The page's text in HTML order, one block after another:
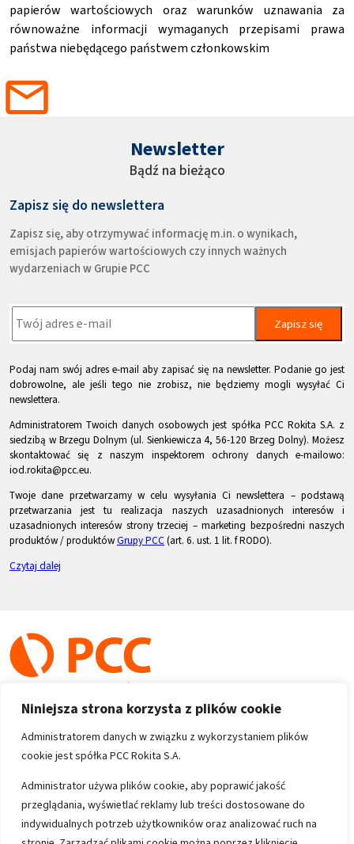
Niniejsza strona korzysta z plików cookie
Administratorem danych w związku z wykorzystaniem plików
cookie jest spółka PCC Rokita S.A.
Administrator używa plików cookie, aby poprawić jakość
przeglądania, wyświetlać reklamy lub treści dostosowane do
indywidualnych potrzeb użytkowników oraz analizować ruch na
papierów wartościowych oraz warunków uznawania za
równoważne informacji wymaganych przepisami prawa
państwa niebędącego państwem członkowskim
Newsletter
Bądź na bieżąco
Zapisz się do newslettera
Zapisz się, aby otrzymywać informację m.in. o wynikach,
emisjach papierów wartościowych czy innych ważnych
wydarzeniach w Grupie PCC
Zapisz się
Podaj nam swój adres e-mail aby zapisać się na newsletter. Podanie go jest
dobrowolne, ale jeśli tego nie zrobisz, nie będziemy mogli wysyłać Ci
newslettera.
Administratorem Twoich danych osobowych jest spółka PCC Rokita S.A. z
siedzibą w Brzegu Dolnym (ul. Sienkiewicza 4, 56-120 Brzeg Dolny). Możesz
skontaktować się z naszym inspektorem ochrony danych e-mailowo:
iod.rokita@pcc.eu.
Twoje dane przetwarzamy w celu wysyłania Ci newslettera – podstawą
przetwarzania jest tu realizacja naszych uzasadnionych interesów i
uzasadnionych interesów strony trzeciej – marketing bezpośredni naszych
produktów / produktówGrupy PCC (art. 6. ust. 1 lit. f RODO).
Czytaj dalej
Copyright 1996-2026
Wszystkie prawa zastrzeżone